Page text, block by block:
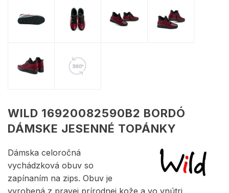
WILD 16920082590B2 BORDÓ
DÁMSKE JESENNÉ TOPÁNKY
Dámska celoročná
vychádzková obuv so
zapínaním na zips. Obuv je
vyrobená z pravej prírodnej kože a vo vnútri